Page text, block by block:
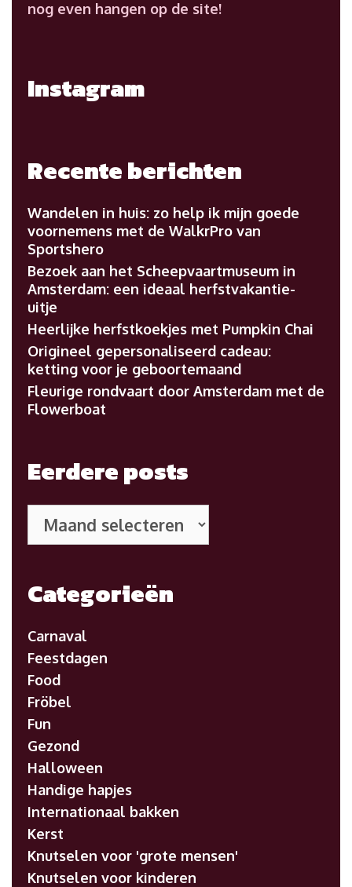
nog even hangen op de site!
Instagram
Recente berichten
Wandelen in huis: zo help ik mijn goede
voornemens met de WalkrPro van
Sportshero
Bezoek aan het Scheepvaartmuseum in
Amsterdam: een ideaal herfstvakantie-
uitje
Heerlijke herfstkoekjes met Pumpkin Chai
Origineel gepersonaliseerd cadeau:
ketting voor je geboortemaand
Fleurige rondvaart door Amsterdam met de
Flowerboat
Eerdere posts
posts
Categorieën
Carnaval
Feestdagen
Food
Fröbel
Fun
Gezond
Halloween
Handige hapjes
Internationaal bakken
Kerst
Knutselen voor 'grote mensen'
Knutselen voor kinderen